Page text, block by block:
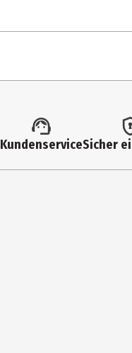
KundenserviceSicher